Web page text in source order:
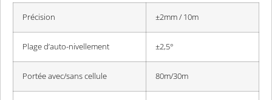
Précision ±2mm / 10m
Plage d’auto-nivellement ±2,5°
Portée avec/sans cellule 80m/30m